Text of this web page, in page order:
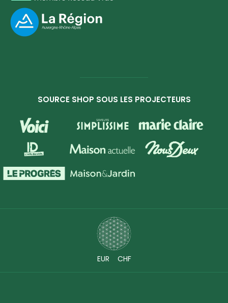
SOURCE SHOP SOUS LES PROJECTEURS
EUR CHF